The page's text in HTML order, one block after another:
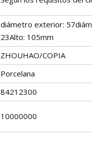
diámetro exterior:
23Alto: 105mm
ZHOUHAO/COPIA
Porcelana
84212300
10000000